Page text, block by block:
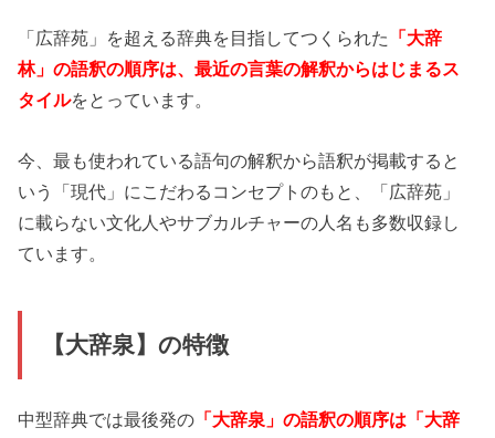
「広辞苑」を超える辞典を目指してつくられた
「大辞
林」の語釈の順序は、最近の言葉の解釈からはじまるス
タイルをとっています。
今、最も使われている語句の解釈から語釈が掲載すると
いう「現代」にこだわるコンセプトのもと、「広辞苑」
に載らない文化人やサブカルチャーの人名も多数収録し
ています。
【大辞泉】の特徴
中型辞典では最後発の 「大辞泉」の語釈の順序は「大辞